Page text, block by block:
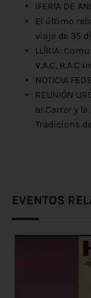
¡FERIA DE
El último
viaje de 35
LLÍRIA:
V.A.C, B.A.C
NOTICIA
REUNIÓN
al Carrer y
Tradicions
EVENTOS